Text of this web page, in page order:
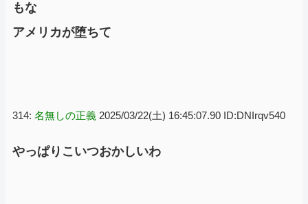
もな
アメリカが堕ちて
314: 名無しの正義 2025/03/22(土) 16:45:07.90 ID:DNIrqv540
やっぱりこいつおかしいわ